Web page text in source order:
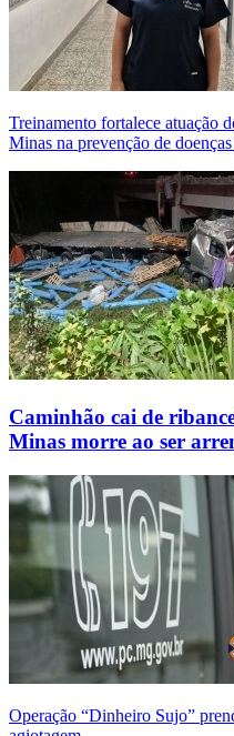
Treinamento fortalece atuação
Minas na prevenção de
Caminhão cai de
Minas morre ao ser
Operação “Dinheiro Sujo”